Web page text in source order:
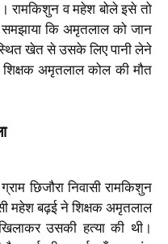
रामकिशुन व महेश बोले इसे तो
समझाया कि अमृतलाल को जान
खेत से उसके लिए पानी लेने
शिक्षक अमृतलाल कोल की मौत
छिजौरा निवासी रामकिशुन
महेश बढ़ई ने शिक्षक अमृतलाल
उसकी हत्या की थी।